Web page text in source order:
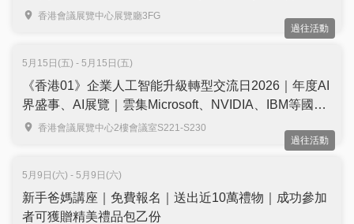
舉行香港會議展覽中心展覽廳3FG
過往活動
5月15日(五) - 5月15日(五)
《香港01》企業人工智能升級轉型交流日2026｜年度AI
界盛事、AI展覽｜雲集Microsoft、NVIDIA、IBM等國際
品牌代表同場分享｜免費學ChatGPT、DeepSeek V4等
香港會議展覽中心2樓會議室S221-S230
過往活動
5月9日(六) - 5月9日(六)
新手爸媽講座｜免費報名｜送出近10萬禮物｜成功參加
者可獲贈精美禮品包乙份